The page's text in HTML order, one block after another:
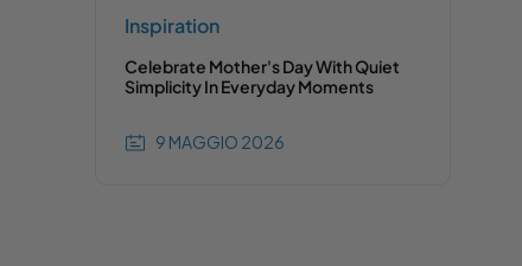
Inspiration
Celebrate Mother's Day With Quiet
Simplicity In Everyday Moments
9 MAGGIO 2026